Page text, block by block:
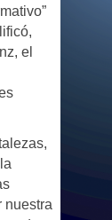
el
nuestra